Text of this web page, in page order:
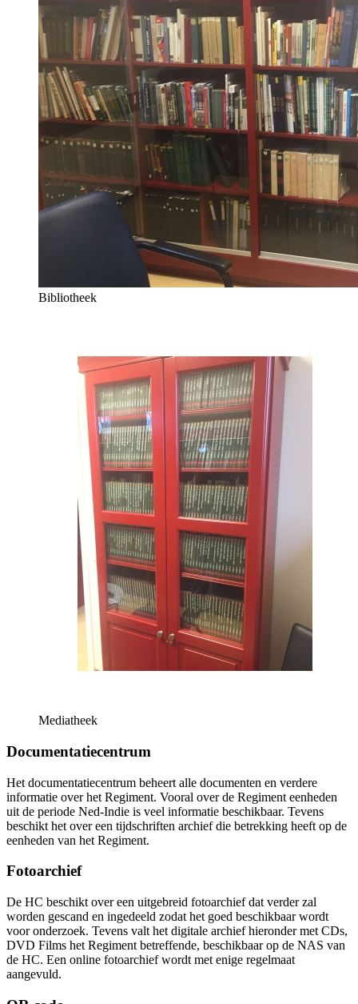
Bibliotheek
Mediatheek
Documentatiecentrum
Het documentatiecentrum beheert alle documenten en verdere
informatie over het Regiment. Vooral over de Regiment eenheden
uit de periode Ned-Indie is veel informatie beschikbaar. Tevens
beschikt het over een tijdschriften archief die betrekking heeft op de
eenheden van het Regiment.
Fotoarchief
De HC beschikt over een uitgebreid fotoarchief dat verder zal
worden gescand en ingedeeld zodat het goed beschikbaar wordt
voor onderzoek. Tevens valt het digitale archief hieronder met CDs,
DVD Films het Regiment betreffende, beschikbaar op de NAS van
de HC. Een online fotoarchief wordt met enige regelmaat
aangevuld.